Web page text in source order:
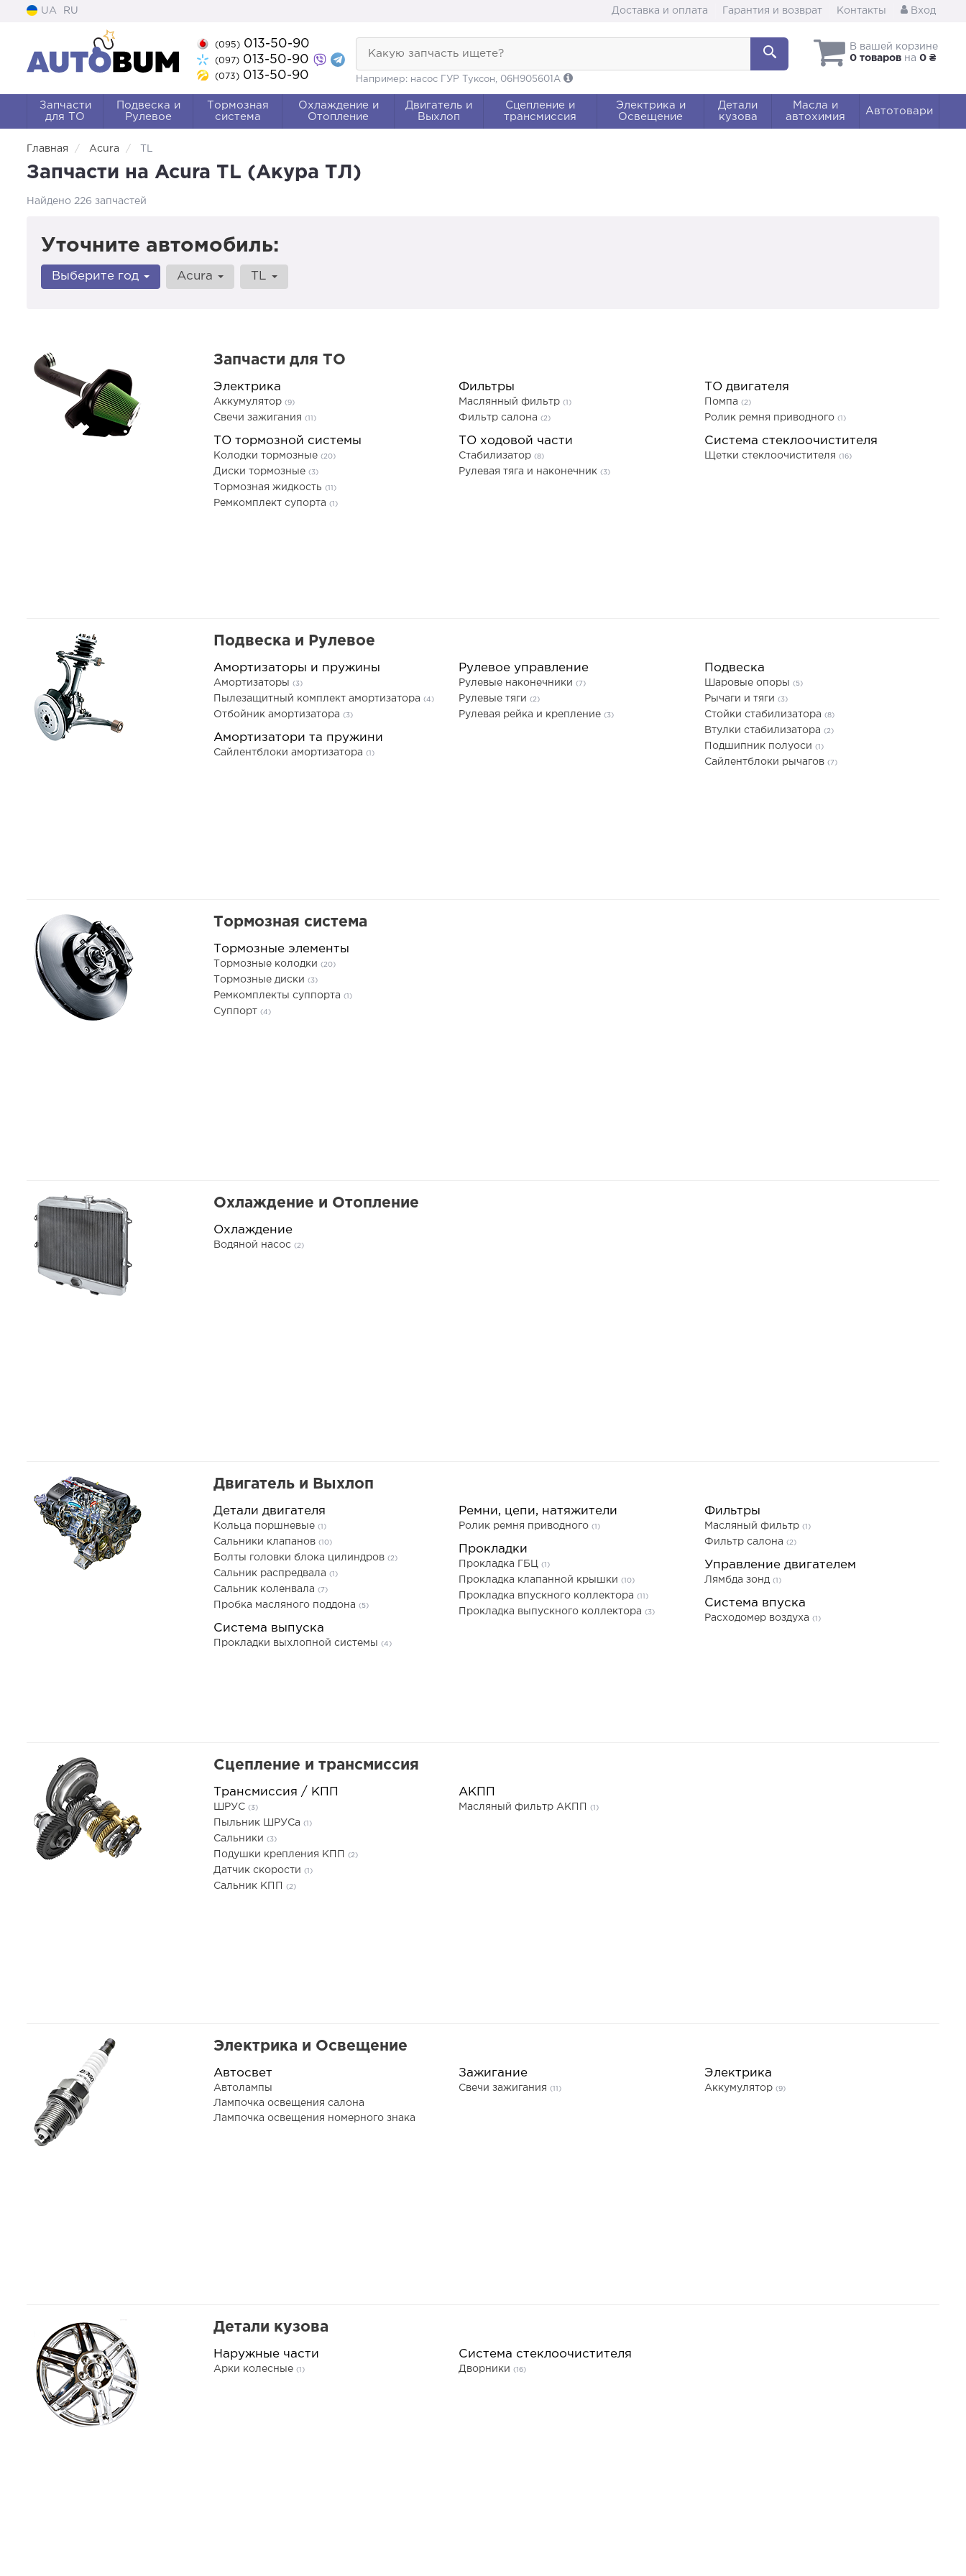
UA RU Доставка и оплата Гарантия и возврат Контакты Вход
(095)013-50-90
(097)013-50-90
(073)013-50-90
В вашей корзине
0 товаров на 0 ₴
Какую запчасть ищете?
Например: насос ГУР Туксон, 06H905601A
Запчасти
для ТО
Подвеска и
Рулевое
Тормозная
система
Охлаждение и
Отопление
Двигатель и
Выхлоп
Сцепление и
трансмиссия
Электрика и
Освещение
Детали
кузова
Масла и
автохимия
Автотовари
Главная Acura
Запчасти на Acura TL (Акура ТЛ)
Найдено 226 запчастей
Уточните автомобиль:
Выберите год Acura TL
Запчасти для ТО
Электрика
Аккумулятор (9)
Свечи зажигания (11)
Фильтры
Маслянный фильтр (1)
Фильтр салона (2)
ТО двигателя
Помпа (2)
Ролик ремня приводного (1)
ТО тормозной системы
Колодки тормозные (20)
Диски тормозные (3)
Тормозная жидкость (11)
Ремкомплект супорта (1)
ТО ходовой части
Стабилизатор (8)
Рулевая тяга и наконечник (3)
Система стеклоочистителя
Щетки стеклоочистителя (16)
Подвеска и Рулевое
Амортизаторы и пружины
Амортизаторы (3)
Пылезащитный комплект амортизатора (4)
Отбойник амортизатора (3)
Рулевое управление
Рулевые наконечники (7)
Рулевые тяги (2)
Рулевая рейка и крепление (3)
Подвеска
Шаровые опоры (5)
Рычаги и тяги (3)
Стойки стабилизатора (8)
Втулки стабилизатора (2)
Подшипник полуоси (1)
Сайлентблоки рычагов (7)
Амортизатори та пружини
Сайлентблоки амортизатора (1)
Тормозная система
Тормозные элементы
Тормозные колодки (20)
Тормозные диски (3)
Ремкомплекты суппорта (1)
Суппорт (4)
Охлаждение и Отопление
Охлаждение
Водяной насос (2)
Двигатель и Выхлоп
Детали двигателя
Кольца поршневые (1)
Сальники клапанов (10)
Болты головки блока цилиндров (2)
Сальник распредвала (1)
Сальник коленвала (7)
Пробка масляного поддона (5)
Ремни, цепи, натяжители
Ролик ремня приводного (1)
Фильтры
Масляный фильтр (1)
Фильтр салона (2)
Прокладки
Прокладка ГБЦ (1)
Прокладка клапанной крышки (10)
Прокладка впускного коллектора (11)
Прокладка выпускного коллектора (3)
Управление двигателем
Лямбда зонд (1)
Система впуска
Расходомер воздуха (1)
Система выпуска
Прокладки выхлопной системы (4)
Сцепление и трансмиссия
Трансмиссия / КПП
ШРУС (3)
Пыльник ШРУСа (1)
Сальники (3)
Подушки крепления КПП (2)
Датчик скорости (1)
Сальник КПП (2)
АКПП
Масляный фильтр АКПП (1)
Электрика и Освещение
Автосвет
Автолампы
Лампочка освещения салона
Лампочка освещения номерного знака
Зажигание
Свечи зажигания (11)
Электрика
Аккумулятор (9)
Детали кузова
Наружные части
Арки колесные (1)
Система стеклоочистителя
Дворники (16)